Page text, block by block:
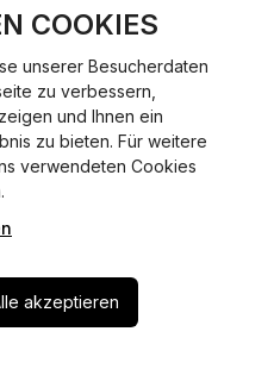
COOKIES
unserer Besucherdaten
zu verbessern,
und Ihnen ein
zu bieten. Für weitere
verwendeten Cookies
akzeptieren
Fahrzeuge anmelden,
kein Besuch der
benötigt?
Ausweis oder Reisepass,
TÜV-Bericht.
Verbindungen mit
ummelden oder